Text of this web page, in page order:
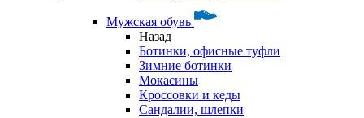
Мужская обувь
Назад
Ботинки, офисные туфли
Зимние ботинки
Мокасины
Кроссовки и кеды
Сандалии, шлепки